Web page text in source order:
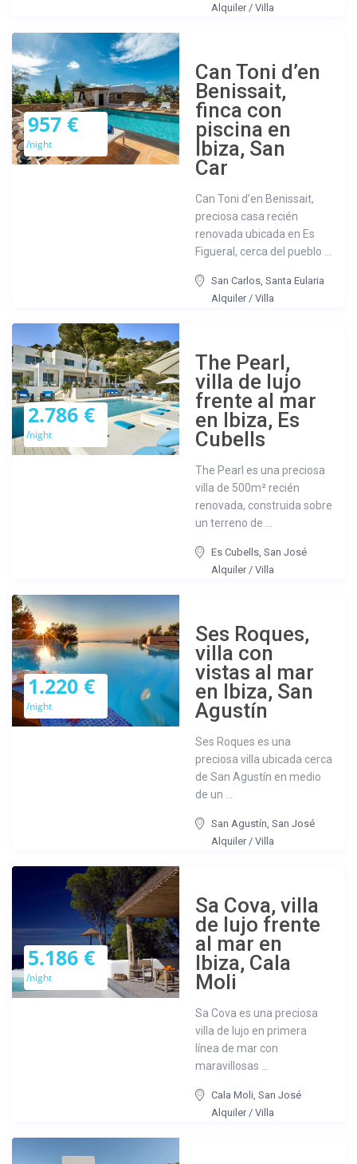
Alquiler/Villa
957 €
/night
Can Toni d’en
Benissait,
finca con
piscina en
Ibiza, San
Car
Can Toni d’en Benissait,
preciosa casa recién
renovada ubicada en Es
Figueral, cerca del pueblo ...
San Carlos,Santa Eularia
Alquiler/Villa
2.786 €
/night
The Pearl,
villa de lujo
frente al mar
en Ibiza, Es
Cubells
The Pearl es una preciosa
villa de 500m² recién
renovada, construida sobre
un terreno de ...
Es Cubells,San José
Alquiler/Villa
1.220 €
/night
Ses Roques,
villa con
vistas al mar
en Ibiza, San
Agustín
Ses Roques es una
preciosa villa ubicada cerca
de San Agustín en medio
de un ...
San Agustín,San José
Alquiler/Villa
5.186 €
/night
Sa Cova, villa
de lujo frente
al mar en
Ibiza, Cala
Moli
Sa Cova es una preciosa
villa de lujo en primera
línea de mar con
maravillosas ...
Cala Moli,San José
Alquiler/Villa